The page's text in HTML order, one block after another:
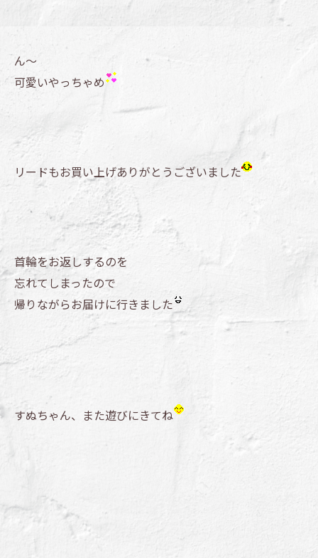
ん～
可愛いやっちゃめ
リードもお買い上げありがとうございました
首輪をお返しするのを
忘れてしまったので
帰りながらお届けに行きました
すぬちゃん、また遊びにきてね